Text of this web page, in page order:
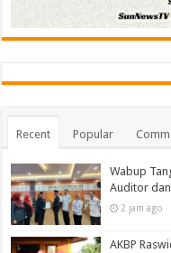
Recent Popular
Wabup
Auditor dan
2 jam ago
AKBP